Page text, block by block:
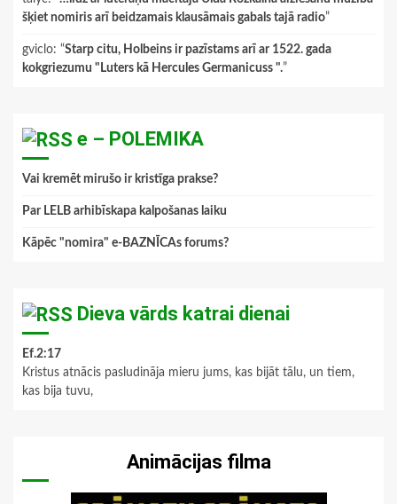
šķiet nomiris arī beidzamais klausāmais gabals tajā radio”
gviclo: “Starp citu, Holbeins ir pazīstams arī ar 1522. gada
kokgriezumu "Luters kā Hercules Germanicuss ".”
e – POLEMIKA
Vai kremēt mirušo ir kristīga prakse?
Par LELB arhibīskapa kalpošanas laiku
Kāpēc "nomira" e-BAZNĪCAs forums?
Dieva vārds katrai dienai
Ef.2:17
Kristus atnācis pasludināja mieru jums, kas bijāt tālu, un tiem,
kas bija tuvu,
Animācijas filma